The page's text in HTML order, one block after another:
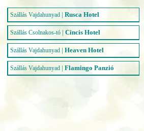
Szállás Vajdahunyad | Rusca Hotel
Szállás Csolnakos-tó | Cincis Hotel
Szállás Vajdahunyad | Heaven Hotel
Szállás Vajdahunyad | Flamingo Panzió